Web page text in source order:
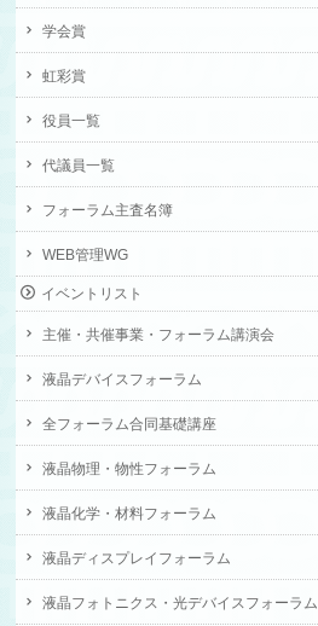
学会賞
虹彩賞
役員一覧
代議員一覧
フォーラム主査名簿
WEB管理WG
イベントリスト
主催・共催事業・フォーラム講演会
液晶デバイスフォーラム
全フォーラム合同基礎講座
液晶物理・物性フォーラム
液晶化学・材料フォーラム
液晶ディスプレイフォーラム
液晶フォトニクス・光デバイスフォーラム